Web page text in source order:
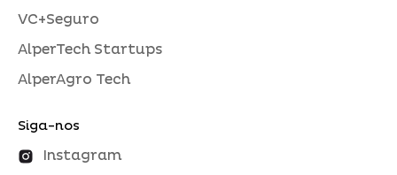
VC+Seguro
AlperTech Startups
AlperAgro Tech
Siga-nos
Instagram